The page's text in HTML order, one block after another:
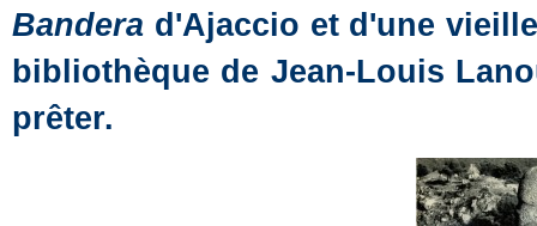
Bandera d'Ajaccio et d'une
bibliothèque de Jean-Louis
prêter.